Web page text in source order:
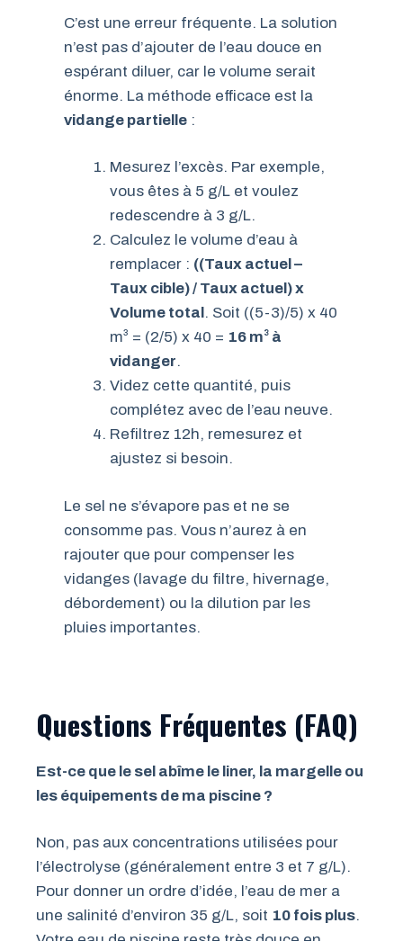
C’est une erreur fréquente. La solution
n’est pas d’ajouter de l’eau douce en
espérant diluer, car le volume serait
énorme. La méthode efficace est la
vidange partielle:
Mesurez l’excès. Par exemple,
vous êtes à 5 g/L et voulez
redescendre à 3 g/L.
Calculez le volume d’eau à
remplacer : ((Taux actuel –
Taux cible) / Taux actuel) x
Volume total. Soit ((5-3)/5) x 40
m³ = (2/5) x 40 = 16 m³ à
vidanger.
Videz cette quantité, puis
complétez avec de l’eau neuve.
Refiltrez 12h, remesurez et
ajustez si besoin.
Le sel ne s’évapore pas et ne se
consomme pas. Vous n’aurez à en
rajouter que pour compenser les
vidanges (lavage du filtre, hivernage,
débordement) ou la dilution par les
pluies importantes.
Questions Fréquentes (FAQ)
Est-ce que le sel abîme le liner, la margelle ou
les équipements de ma piscine ?
Non, pas aux concentrations utilisées pour
l’électrolyse (généralement entre 3 et 7 g/L).
Pour donner un ordre d’idée, l’eau de mer a
une salinité d’environ 35 g/L, soit 10 fois plus.